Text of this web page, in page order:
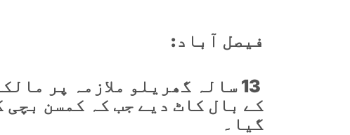
فیصل آباد:
13 سالہ گھریلو ملازمہ پر
کے بال کاٹ دیے جب کہ کمسن بچی
گیا۔